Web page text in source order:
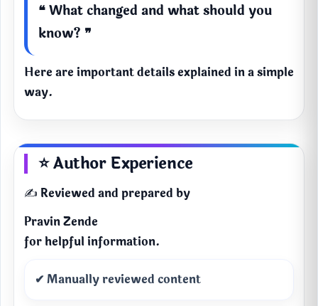
❝ What changed and what should you
know? ❞
Here are important details explained in a simple
way.
⭐ Author Experience
✍️ Reviewed and prepared by
Pravin Zende
for helpful information.
✔ Manually reviewed content